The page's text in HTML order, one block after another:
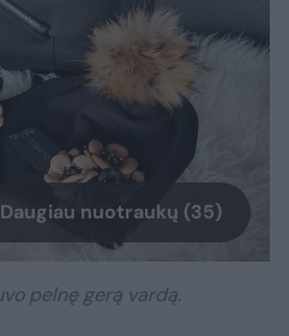
Daugiau nuotraukų (35)
pelnę gerą vardą.